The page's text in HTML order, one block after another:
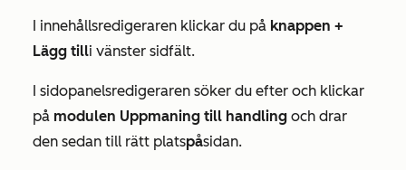
I innehållsredigeraren klickar du på knappen +
Lägg tilli vänster sidfält.
I sidopanelsredigeraren söker du efter och klickar
på modulen Uppmaning till handling och drar
den sedan till rätt platspåsidan.